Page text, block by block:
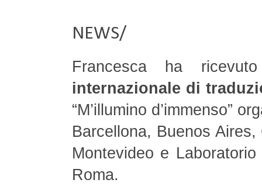
NEWS/
Francesca ha
internazionale di
“M’illumino d’immenso”
Barcellona, Buenos
Montevideo e
Roma.